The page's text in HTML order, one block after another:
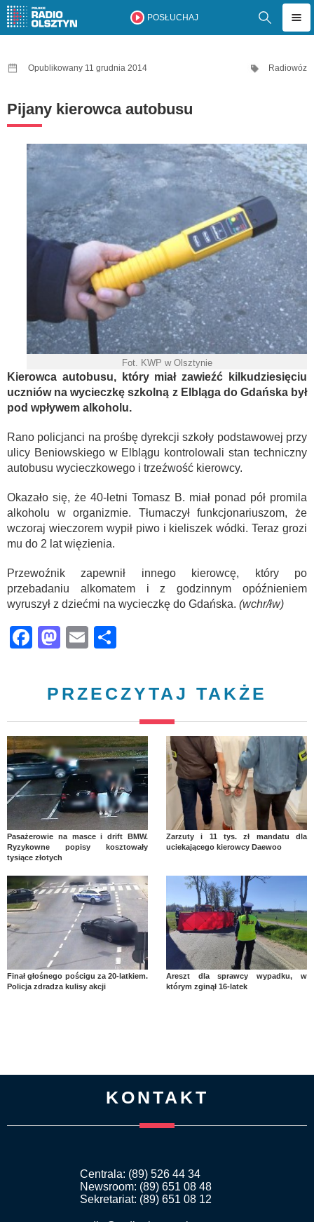
POSŁUCHAJ
Opublikowany 11 grudnia 2014 Radiowóz
Pijany kierowca autobusu
Fot. KWP w Olsztynie
Kierowca autobusu, który miał zawieźć kilkudziesięciu
uczniów na wycieczkę szkolną z Elbląga do Gdańska był
pod wpływem alkoholu.
Rano policjanci na prośbę dyrekcji szkoły podstawowej przy
ulicy Beniowskiego w Elblągu kontrolowali stan techniczny
autobusu wycieczkowego i trzeźwość kierowcy.
Okazało się, że 40-letni Tomasz B. miał ponad pół promila
alkoholu w organizmie. Tłumaczył funkcjonariuszom, że
wczoraj wieczorem wypił piwo i kieliszek wódki. Teraz grozi
mu do 2 lat więzienia.
Przewoźnik zapewnił innego kierowcę, który po
przebadaniu alkomatem i z godzinnym opóźnieniem
wyruszył z dziećmi na wycieczkę do Gdańska. (wchr/łw)
Facebook
Mastodon
Email
PRZECZYTAJ TAKŻE
Pasażerowie na masce i drift BMW.
Ryzykowne popisy kosztowały
tysiące złotych
Zarzuty i 11 tys. zł mandatu dla
uciekającego kierowcy Daewoo
Finał głośnego pościgu za 20-latkiem.
Policja zdradza kulisy akcji
Areszt dla sprawcy wypadku, w
którym zginął 16-latek
KONTAKT
Centrala: (89) 526 44 34
Newsroom: (89) 651 08 48
Sekretariat: (89) 651 08 12